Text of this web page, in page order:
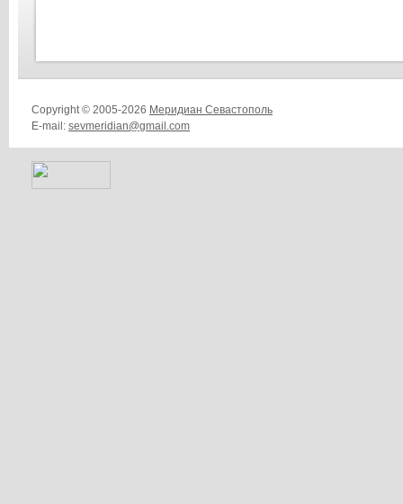
Copyright © 2005-2026 Меридиан Севастополь
E-mail: sevmeridian@gmail.com